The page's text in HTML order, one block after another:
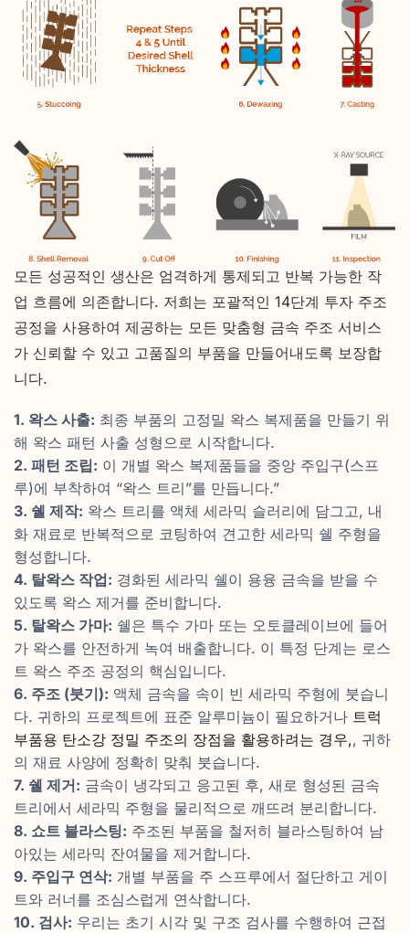
모든 성공적인 생산은 엄격하게 통제되고 반복 가능한 작
업 흐름에 의존합니다. 저희는 포괄적인 14단계 투자 주조
공정을 사용하여 제공하는 모든 맞춤형 금속 주조 서비스
가 신뢰할 수 있고 고품질의 부품을 만들어내도록 보장합
니다.
1. 왁스 사출: 최종 부품의 고정밀 왁스 복제품을 만들기 위
해 왁스 패턴 사출 성형으로 시작합니다.
2. 패턴 조립: 이 개별 왁스 복제품들을 중앙 주입구(스프
루)에 부착하여 “왁스 트리”를 만듭니다.”
3. 쉘 제작: 왁스 트리를 액체 세라믹 슬러리에 담그고, 내
화 재료로 반복적으로 코팅하여 견고한 세라믹 쉘 주형을
형성합니다.
4. 탈왁스 작업: 경화된 세라믹 쉘이 용융 금속을 받을 수
있도록 왁스 제거를 준비합니다.
5. 탈왁스 가마: 쉘은 특수 가마 또는 오토클레이브에 들어
가 왁스를 안전하게 녹여 배출합니다. 이 특정 단계는 로스
트 왁스 주조 공정의 핵심입니다.
6. 주조 (붓기): 액체 금속을 속이 빈 세라믹 주형에 붓습니
다. 귀하의 프로젝트에 표준 알루미늄이 필요하거나 트럭
부품용 탄소강 정밀 주조의 장점을 활용하려는 경우,, 귀하
의 재료 사양에 정확히 맞춰 붓습니다.
7. 쉘 제거: 금속이 냉각되고 응고된 후, 새로 형성된 금속
트리에서 세라믹 주형을 물리적으로 깨뜨려 분리합니다.
8. 쇼트 블라스팅: 주조된 부품을 철저히 블라스팅하여 남
아있는 세라믹 잔여물을 제거합니다.
9. 주입구 연삭: 개별 부품을 주 스프루에서 절단하고 게이
트와 러너를 조심스럽게 연삭합니다.
10. 검사: 우리는 초기 시각 및 구조 검사를 수행하여 근접